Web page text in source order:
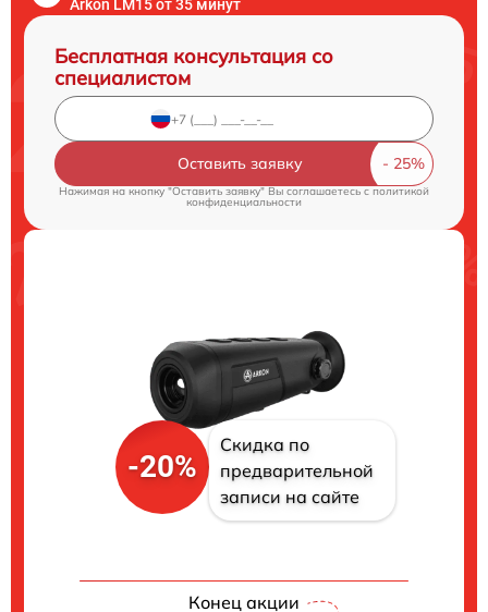
Arkon LM15 от 35 минут
Бесплатная консультация со
специалистом
Оставить заявку
Нажимая на кнопку "Оставить заявку" Вы соглашаетесь c политикой
конфиденциальности
-20%
Скидка по
предварительной
записи на сайте
Конец акции